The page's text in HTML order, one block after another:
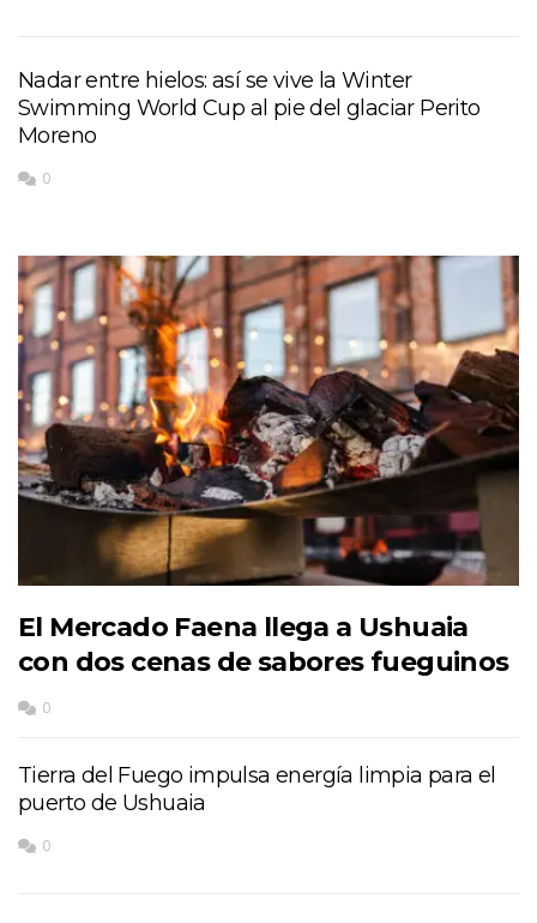
Nadar entre hielos: así se vive la Winter
Swimming World Cup al pie del glaciar Perito
Moreno
0
El Mercado Faena llega a Ushuaia
con dos cenas de sabores fueguinos
0
Tierra del Fuego impulsa energía limpia para el
puerto de Ushuaia
0